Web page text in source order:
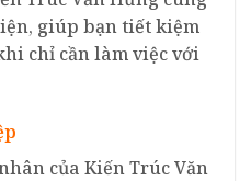
giúp bạn tiết kiệm
chỉ cần làm việc với
của Kiến Trúc Văn